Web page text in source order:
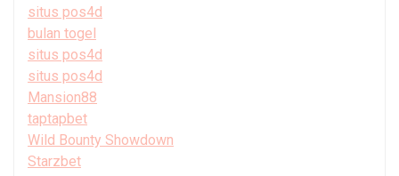
situs pos4d
bulan togel
situs pos4d
situs pos4d
Mansion88
taptapbet
Wild Bounty Showdown
Starzbet